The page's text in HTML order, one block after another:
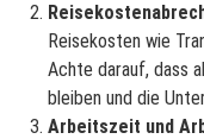
Reisekosten wie
Achte darauf, dass
bleiben und die
Arbeitszeit und